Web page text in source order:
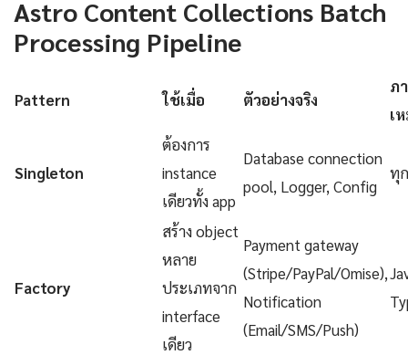
Astro Content Collections Batch
Processing Pipeline
Pattern ใช้เมื่อ ตัวอย่างจริง
ภ
เ
Singleton
ต้องการ
instance
เดียวทั้ง app
Database connection
pool, Logger, Config
ทุ
Factory
สร้าง object
หลาย
ประเภทจาก
interface
เดียว
Payment gateway
(Stripe/PayPal/Omise),
Notification
(Email/SMS/Push)